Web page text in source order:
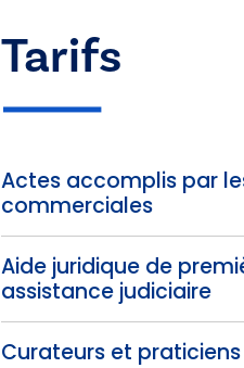
Tarifs
Actes accomplis par
commerciales
Aide juridique de
assistance judiciaire
Curateurs et